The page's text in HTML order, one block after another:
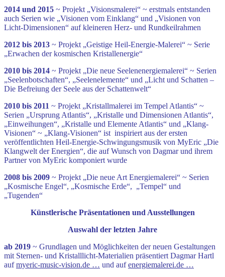
2014 und 2015 ~ Projekt „Visionsmalerei“ ~ erstmals entstanden
auch Serien wie „Visionen vom Einklang“ und „Visionen von
Licht-Dimensionen“ auf kleineren Herz- und Rundkeilrahmen
2012 bis 2013 ~ Projekt „Geistige Heil-Energie-Malerei“ ~ Serie
„Erwachen der kosmischen Kristallenergie“
2010 bis 2014 ~ Projekt „Die neue Seelenenergiemalerei“ ~ Serien
„Seelenbotschaften“, „Seelenelemente“ und „Licht und Schatten –
Die Befreiung der Seele aus der Schattenwelt“
2010 bis 2011 ~ Projekt „Kristallmalerei im Tempel Atlantis“ ~
Serien „Ursprung Atlantis“, „Kristalle und Dimensionen Atlantis“,
„Einweihungen“, „Kristalle und Elemente Atlantis“ und „Klang-
Visionen“ ~ „Klang-Visionen“ ist inspiriert aus der ersten
veröffentlichten Heil-Energie-Schwingungsmusik von MyEric „Die
Klangwelt der Energien“, die auf Wunsch von Dagmar und ihrem
Partner von MyEric komponiert wurde
2008 bis 2009 ~ Projekt „Die neue Art Energiemalerei“ ~ Serien
„Kosmische Engel“, „Kosmische Erde“, „Tempel“ und
„Tugenden“
Künstlerische Präsentationen und Ausstellungen
Auswahl der letzten Jahre
ab 2019 ~ Grundlagen und Möglichkeiten der neuen Gestaltungen
mit Sternen- und Kristalllicht-Materialien präsentiert Dagmar Hartl
aufmyeric-music-vision.de … und aufenergiemalerei.de …